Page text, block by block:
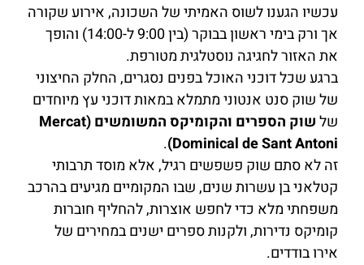
עכשיו הגענו לשוס האמיתי של השכונה, אירוע שקורה
אך ורק בימי ראשון בבוקר (בין 9:00 ל-14:00) והופך
את האזור לחגיגה נוסטלגית מטורפת.
ברגע שכל דוכני האוכל בפנים נסגרים, החלק החיצוני
של שוק סנט אנטוני מתמלא במאות דוכני עץ מיוחדים
של
שוק הספרים והקומיקס המשומשים (Mercat
Dominical de Sant Antoni)
.
זה לא סתם שוק פשפשים רגיל, אלא מוסד תרבותי
קטלאני בן עשרות שנים, שבו המקומיים מגיעים בהרכב
משפחתי מלא כדי לחפש אוצרות, להחליף חוברות
קומיקס נדירות, ולקנות ספרים ישנים במחירים של
אירו בודדים.